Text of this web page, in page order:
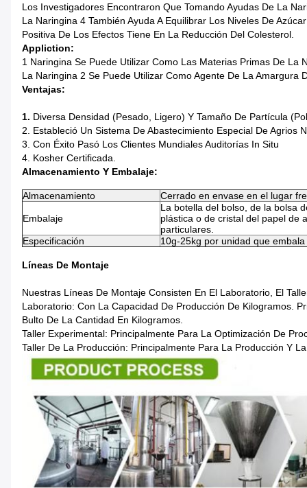
Los Investigadores Encontraron Que Tomando Ayudas De La
La Naringina 4 También Ayuda A Equilibrar Los Niveles De
Positiva De Los Efectos Tiene En La Reducción Del Colesterol.
Appliction:
1 Naringina Se Puede Utilizar Como Las Materias Primas De
La Naringina 2 Se Puede Utilizar Como Agente De La
Ventajas:
1. Diversa Densidad (pesado, Ligero) Y Tamaño De Partícula
2. Estableció Un Sistema De Abastecimiento Especial De Agrios
3. Con Éxito Pasó Los Clientes Mundiales Auditorías In Situ
4. Kosher Certificada.
Almacenamiento Y Embalaje:
Almacenamiento Cerrado en envase en el lugar
Embalaje
La botella del bolso, de la bolsa
plástica o de cristal del papel de
particulares.
Especificación
10g-25kg por unidad que embala
Líneas De Montaje
Nuestras Líneas De Montaje Consisten En El Laboratorio, El
Laboratorio: Con La Capacidad De Producción De Kilogramos.
Bulto De La Cantidad En Kilogramos.
Taller Experimental: Principalmente Para La Optimización De
Taller De La Producción: Principalmente Para La Producción Y